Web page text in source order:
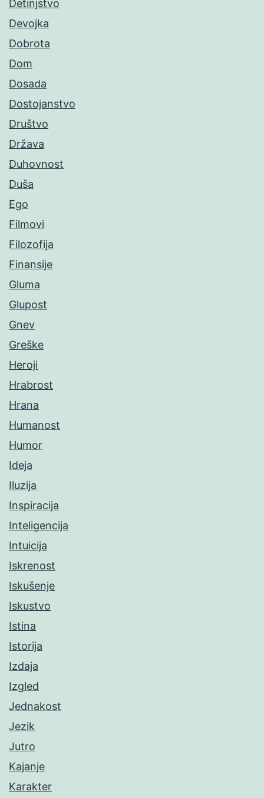
Detinjstvo
Devojka
Dobrota
Dom
Dosada
Dostojanstvo
Društvo
Država
Duhovnost
Duša
Ego
Filmovi
Filozofija
Finansije
Gluma
Glupost
Gnev
Greške
Heroji
Hrabrost
Hrana
Humanost
Humor
Ideja
Iluzija
Inspiracija
Inteligencija
Intuicija
Iskrenost
Iskušenje
Iskustvo
Istina
Istorija
Izdaja
Izgled
Jednakost
Jezik
Jutro
Kajanje
Karakter